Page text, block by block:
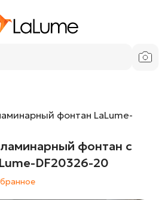
фонтан LaLume-
фонтан с
DF20326-20
DF20326-20